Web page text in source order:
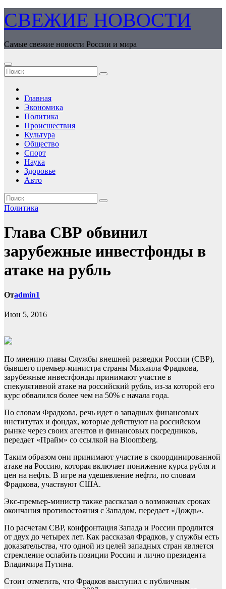
Перейти
к
содержимому
СВЕЖИЕ НОВОСТИ
Самые свежие новости России и мира
Главная
Экономика
Политика
Происшествия
Культура
Общество
Спорт
Наука
Здоровье
Авто
Политика
Глава СВР обвинил
зарубежные инвестфонды в
атаке на рубль
Отadmin1
Июн 5, 2016
По мнению главы Службы внешней разведки России (СВР),
бывшего премьер-министра страны Михаила Фрадкова,
зарубежные инвестфонды принимают участие в
спекулятивной атаке на российский рубль, из-за которой его
курс обвалился более чем на 50% с начала года.
По словам Фрадкова, речь идет о западных финансовых
институтах и фондах, которые действуют на российском
рынке через своих агентов и финансовых посредников,
передает «Прайм» со ссылкой на Bloomberg.
Таким образом они принимают участие в скоординированной
атаке на Россию, которая включает понижение курса рубля и
цен на нефть. В игре на удешевление нефти, по словам
Фрадкова, участвуют США.
Экс-премьер-министр также рассказал о возможных сроках
окончания противостояния с Западом, передает «Дождь».
По расчетам СВР, конфронтация Запада и России продлится
от двух до четырех лет. Как рассказал Фрадков, у службы есть
доказательства, что одной из целей западных стран является
стремление ослабить позиции России и лично президента
Владимира Путина.
Стоит отметить, что Фрадков выступил с публичным